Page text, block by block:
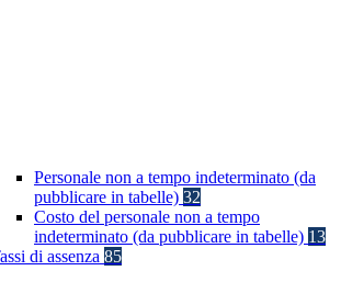
Personale non a tempo indeterminato (da
pubblicare in tabelle) 32
Costo del personale non a tempo
indeterminato (da pubblicare in tabelle) 13
di assenza 85